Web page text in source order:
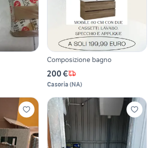
Composizione bagno
200 €
Casoria (NA)